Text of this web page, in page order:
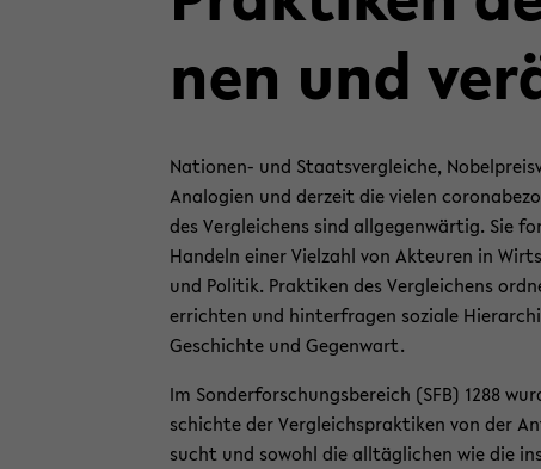
nen und
Nationen-​ und Staats­ver­glei­che,
Ana­lo­gien und der­zeit die vie­len
des Ver­glei­chens sind all­ge­gen­wär­tig. Sie
Han­deln einer Viel­zahl von Ak­teu­ren in
und Po­li­tik. Prak­ti­ken des Ver­glei­chens
er­rich­ten und hin­ter­fra­gen so­zia­le
Ge­schich­te und Ge­gen­wart.
Im Son­der­for­schungs­be­reich (SFB) 1288
schich­te der Ver­gleichs­prak­ti­ken von der
sucht und so­wohl die all­täg­li­chen wie die